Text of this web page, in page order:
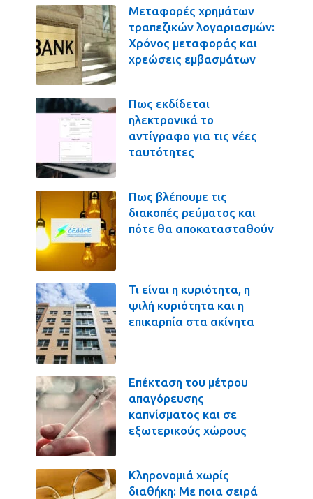
Μεταφορές χρημάτων
τραπεζικών λογαριασμών:
Χρόνος μεταφοράς και
χρεώσεις εμβασμάτων
Πως εκδίδεται
ηλεκτρονικά το
αντίγραφο για τις νέες
ταυτότητες
Πως βλέπουμε τις
διακοπές ρεύματος και
πότε θα αποκατασταθούν
Τι είναι η κυριότητα, η
ψιλή κυριότητα και η
επικαρπία στα ακίνητα
Επέκταση του μέτρου
απαγόρευσης
καπνίσματος και σε
εξωτερικούς χώρους
Κληρονομιά χωρίς
διαθήκη: Με ποια σειρά